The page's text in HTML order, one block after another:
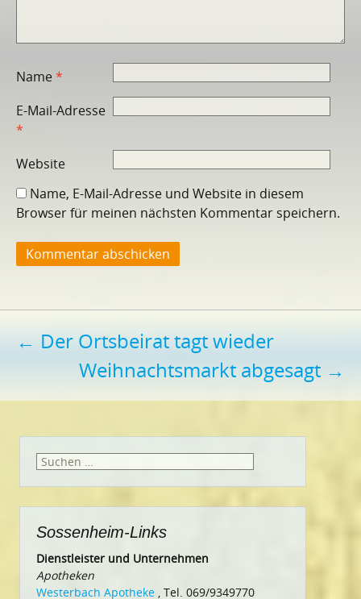
Name*
E-Mail-Adresse
*
Website
Name, E-Mail-Adresse und Website in diesem
Browser für meinen nächsten Kommentar speichern.
Beitragsnavigation
← Der Ortsbeirat tagt wieder
Weihnachtsmarkt abgesagt →
Suchen
Sossenheim-Links
Dienstleister und Unternehmen
Apotheken
Westerbach Apotheke , Tel. 069/9349770